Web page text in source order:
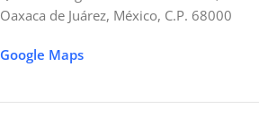
Oaxaca de Juárez, México, C.P. 68000
Google Maps